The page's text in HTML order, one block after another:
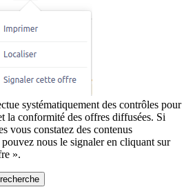
systématiquement des contrôles pour
la conformité des offres diffusées. Si
vous constatez des contenus
nous le signaler en cliquant sur
».